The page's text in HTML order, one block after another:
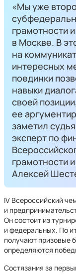
«Мы уже
грамотности
в Москве. В
на
интересных
поединки
навыки
своей
ее
заметил
эксперт по
грамотности
Алексей
IV Всероссийский
и
Он состоит из
и федеральных. По
получают призовые
определяются
Состязания за